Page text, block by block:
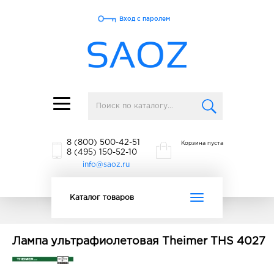
Toggle
navigation
Вход с паролем
8 (800) 500-42-51
8 (495) 150-52-10
info@saoz.ru
Корзина пуста
Toggle
Каталог товаров
Лампа ультрафиолетовая Theimer THS 4027